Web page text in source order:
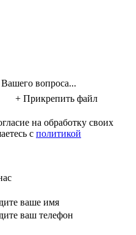
Вашего вопроса...
+ Прикрепить файл
на обработку своих
с политикой
ваше имя
ваш телефон